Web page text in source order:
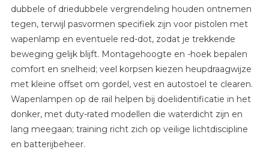
dubbele of driedubbele vergrendeling houden ontnemen
tegen, terwijl pasvormen specifiek zijn voor pistolen met
wapenlamp en eventuele red-dot, zodat je trekkende
beweging gelijk blijft. Montagehoogte en -hoek bepalen
comfort en snelheid; veel korpsen kiezen heupdraagwijze
met kleine offset om gordel, vest en autostoel te clearen.
Wapenlampen op de rail helpen bij doelidentificatie in het
donker, met duty-rated modellen die waterdicht zijn en
lang meegaan; training richt zich op veilige lichtdiscipline
en batterijbeheer.